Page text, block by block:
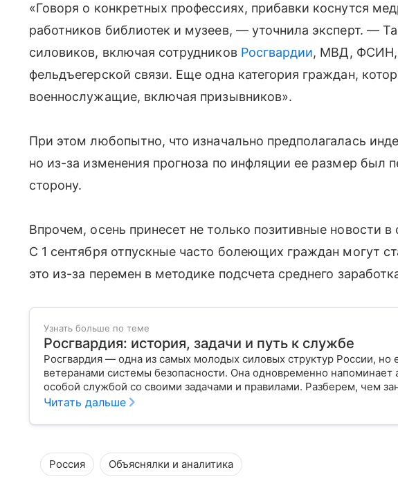
«Говоря о конкретных профессиях, прибавки коснутся
работников библиотек и музеев, — уточнила эксперт. —
силовиков, включая сотрудников Росгвардии, МВД,
фельдъегерской связи. Еще одна категория граждан,
военнослужащие, включая призывников».
При этом любопытно, что изначально предполагалась
но из-за изменения прогноза по инфляции ее размер был
сторону.
Впрочем, осень принесет не только позитивные новости в
С 1 сентября отпускные часто болеющих граждан могут
это из-за перемен в методике подсчета среднего
Узнать больше по теме
Росгвардия: история, задачи и путь к службе
Росгвардия — одна из самых молодых силовых структур России, но
ветеранами системы безопасности. Она одновременно
особой службой со своими задачами и правилами. Разберем, чем
Читать дальше
Россия Объяснялки и аналитика